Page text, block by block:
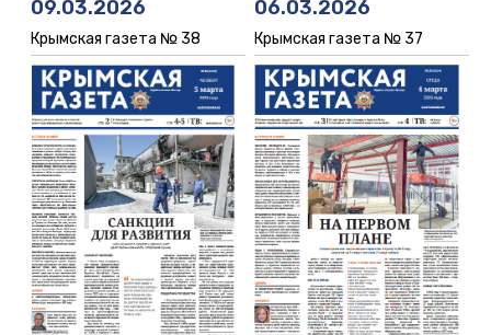
09.03.2026
Крымская газета № 38
06.03.2026
Крымская газета № 37